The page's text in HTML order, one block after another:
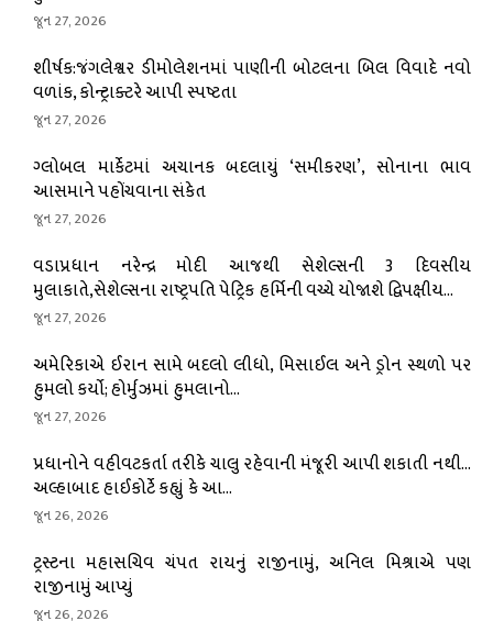
જૂન 27, 2026
શીર્ષક:જંગલેશ્વર ડીમોલેશનમાં પાણીની બોટલના બિલ વિવાદે નવો
વળાંક, કોન્ટ્રાક્ટરે આપી સ્પષ્ટતા
જૂન 27, 2026
ગ્લોબલ માર્કેટમાં અચાનક બદલાયું ‘સમીકરણ’, સોનાના ભાવ
આસમાને પહોંચવાના સંકેત
જૂન 27, 2026
વડાપ્રધાન નરેન્દ્ર મોદી આજથી સેશેલ્સની 3 દિવસીય
મુલાકાતે,સેશેલ્સના રાષ્ટ્રપતિ પેટ્રિક હર્મિની વચ્ચે યોજાશે દ્વિપક્ષીય...
જૂન 27, 2026
અમેરિકાએ ઈરાન સામે બદલો લીધો, મિસાઈલ અને ડ્રોન સ્થળો પર
હુમલો કર્યો; હોર્મુઝમાં હુમલાનો...
જૂન 27, 2026
પ્રધાનોને વહીવટકર્તા તરીકે ચાલુ રહેવાની મંજૂરી આપી શકાતી નથી…
અલ્હાબાદ હાઈકોર્ટે કહ્યું કે આ...
જૂન 26, 2026
ટ્રસ્ટના મહાસચિવ ચંપત રાયનું રાજીનામું, અનિલ મિશ્રાએ પણ
રાજીનામું આપ્યું
જૂન 26, 2026